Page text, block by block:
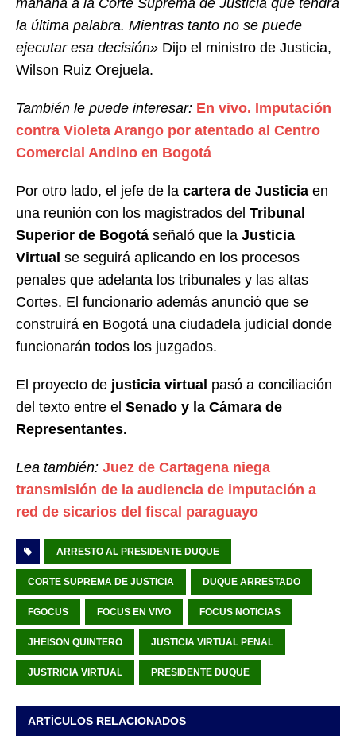
mañana a la Corte Suprema de Justicia que tendrá
la última palabra. Mientras tanto no se puede
ejecutar esa decisión» Dijo el ministro de Justicia,
Wilson Ruiz Orejuela.
También le puede interesar: En vivo. Imputación
contra Violeta Arango por atentado al Centro
Comercial Andino en Bogotá
Por otro lado, el jefe de la cartera de Justicia en
una reunión con los magistrados del Tribunal
Superior de Bogotá señaló que la Justicia
Virtual se seguirá aplicando en los procesos
penales que adelanta los tribunales y las altas
Cortes. El funcionario además anunció que se
construirá en Bogotá una ciudadela judicial donde
funcionarán todos los juzgados.
El proyecto de justicia virtual pasó a conciliación
del texto entre el Senado y la Cámara de
Representantes.
Lea también: Juez de Cartagena niega
transmisión de la audiencia de imputación a
red de sicarios del fiscal paraguayo
ARRESTO AL PRESIDENTE DUQUE
CORTE SUPREMA DE JUSTICIA DUQUE ARRESTADO
FGOCUS FOCUS EN VIVO FOCUS NOTICIAS
JHEISON QUINTERO JUSTICIA VIRTUAL PENAL
JUSTRICIA VIRTUAL PRESIDENTE DUQUE
ARTÍCULOS RELACIONADOS